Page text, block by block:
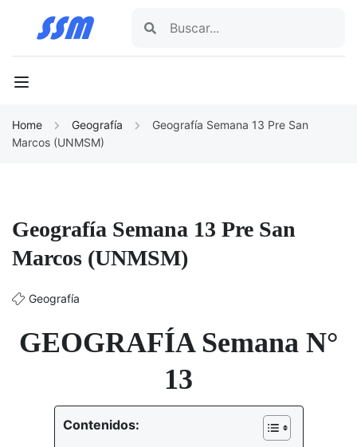
Home Geografía
Geografía Semana 13 Pre San
Marcos (UNMSM)
Geografía Semana 13 Pre San
Marcos (UNMSM)
Geografía
GEOGRAFÍA Semana N°
13
Contenidos: